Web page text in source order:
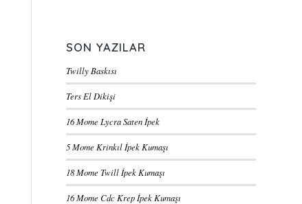
SON YAZILAR
Twilly Baskısı
Ters El Dikişi
16 Mome Lycra Saten İpek
5 Mome Krinkıl İpek Kumaşı
18 Mome Twill İpek Kumaşı
16 Mome Cdc Krep İpek Kumaşı